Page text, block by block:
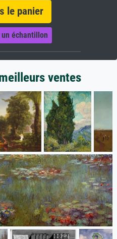
panier
échantillon
ventes